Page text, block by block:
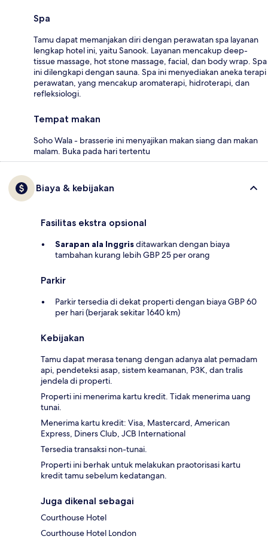
Spa
Tamu dapat memanjakan diri dengan perawatan spa layanan
lengkap hotel ini, yaitu Sanook. Layanan mencakup deep-
tissue massage, hot stone massage, facial, dan body wrap. Spa
ini dilengkapi dengan sauna. Spa ini menyediakan aneka terapi
perawatan, yang mencakup aromaterapi, hidroterapi, dan
refleksiologi.
Tempat makan
Soho Wala - brasserie ini menyajikan makan siang dan makan
malam. Buka pada hari tertentu
Biaya & kebijakan
Fasilitas ekstra opsional
Sarapan ala Inggrisditawarkan dengan biaya
tambahan kurang lebih GBP 25 per orang
Parkir
Parkir tersedia di dekat properti dengan biaya GBP 60
per hari (berjarak sekitar 1640 km)
Kebijakan
Tamu dapat merasa tenang dengan adanya alat pemadam
api, pendeteksi asap, sistem keamanan, P3K, dan tralis
jendela di properti.
Properti ini menerima kartu kredit. Tidak menerima uang
tunai.
Menerima kartu kredit: Visa, Mastercard, American
Express, Diners Club, JCB International
Tersedia transaksi non-tunai.
Properti ini berhak untuk melakukan praotorisasi kartu
kredit tamu sebelum kedatangan.
Juga dikenal sebagai
Courthouse Hotel
Courthouse Hotel London